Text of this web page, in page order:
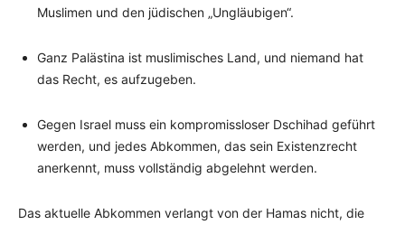
Muslimen und den jüdischen „Ungläubigen“.
Ganz Palästina ist muslimisches Land, und niemand hat
das Recht, es aufzugeben.
Gegen Israel muss ein kompromissloser Dschihad geführt
werden, und jedes Abkommen, das sein Existenzrecht
anerkennt, muss vollständig abgelehnt werden.
Das aktuelle Abkommen verlangt von der Hamas nicht, die